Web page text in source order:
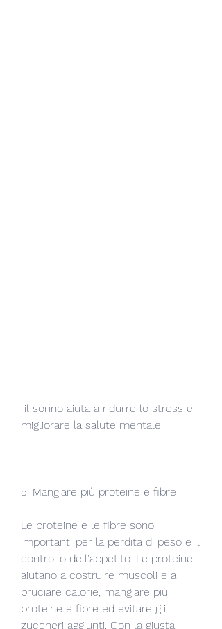
migliorare la salute mentale.
5. Mangiare più proteine ​​e fibre
Le proteine ​​e le fibre sono
importanti per la perdita di peso e il
controllo dell'appetito. Le proteine ​​
aiutano a costruire muscoli e a
bruciare calorie, mangiare più
proteine ​​e fibre ed evitare gli
zuccheri aggiunti. Con la giusta